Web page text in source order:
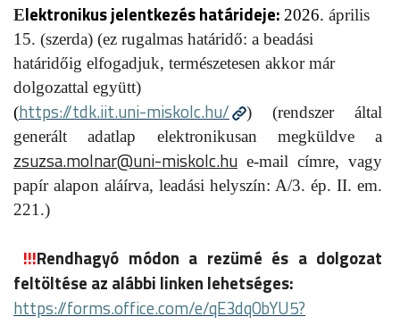
Elektronikus jelentkezés határideje: 2026. április
15. (szerda) (ez rugalmas határidő: a beadási
határidőig elfogadjuk, természetesen akkor már
dolgozattal együtt)
(https://tdk.iit.uni-miskolc.hu/
) (rendszer által
generált adatlap elektronikusan megküldve a
zsuzsa.molnar@uni-miskolc.hu e-mail címre, vagy
papír alapon aláírva, leadási helyszín: A/3. ép. II. em.
221.)
!!!Rendhagyó módon a rezümé és a dolgozat
feltöltése az alábbi linken lehetséges:
https://forms.office.com/e/qE3dq0bYU5?